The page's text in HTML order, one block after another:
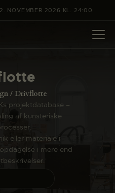
NOVEMBER 2026 KL. 24:00
Drivflotte
projektdatabase –
af kunsteriske
eller materiale i
i mere end